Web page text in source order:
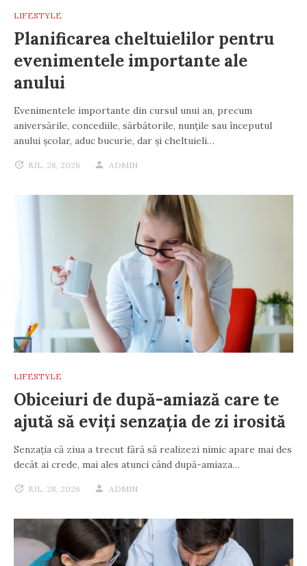
LIFESTYLE
Planificarea cheltuielilor pentru
evenimentele importante ale
anului
Evenimentele importante din cursul unui an, precum
aniversările, concediile, sărbătorile, nunțile sau începutul
anului școlar, aduc bucurie, dar și cheltuieli…
IUL. 28, 2026 ADMIN
LIFESTYLE
Obiceiuri de după-amiază care te
ajută să eviți senzația de zi irosită
Senzația că ziua a trecut fără să realizezi nimic apare mai des
decât ai crede, mai ales atunci când după-amiaza…
IUL. 28, 2026 ADMIN